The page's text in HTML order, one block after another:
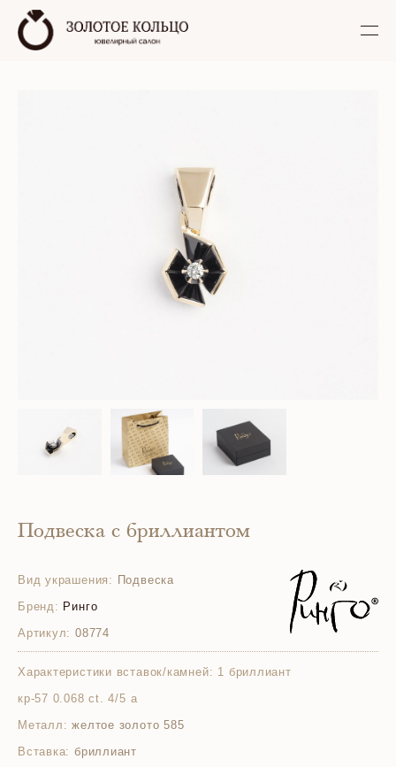
Подвеска с бриллиантом
Вид украшения: Подвеска
Бренд: Ринго
Артикул: 08774
Характеристики вставок/камней: 1 бриллиант
кр-57 0.068 ct. 4/5 а
Металл: желтое золото 585
Вставка: бриллиант